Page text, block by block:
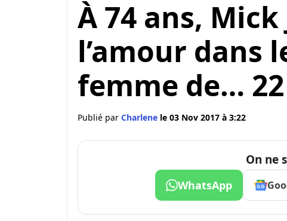
À 74 ans,
l’amour dans
femme de…
Publié par Charlene le 03 Nov 2017 à 3:22
On ne
WhatsApp